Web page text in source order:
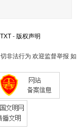
TXT- 版权声明
非法行为 欢迎监督举报 如